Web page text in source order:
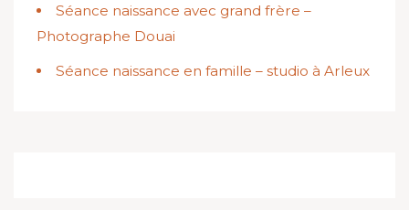
Séance naissance avec grand frère –
Photographe Douai
Séance naissance en famille – studio à Arleux